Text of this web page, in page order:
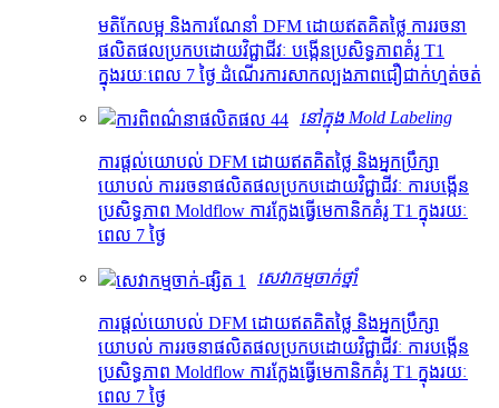
មតិកែលម្អ និងការណែនាំ DFM ដោយឥតគិតថ្លៃ ការរចនា
ផលិតផលប្រកបដោយវិជ្ជាជីវៈ បង្កើនប្រសិទ្ធភាពគំរូ T1
ក្នុងរយៈពេល 7 ថ្ងៃ ដំណើរការសាកល្បងភាពជឿជាក់ហ្មត់ចត់
នៅក្នុង Mold Labeling
ការផ្តល់យោបល់ DFM ដោយឥតគិតថ្លៃ និងអ្នកប្រឹក្សា
យោបល់ ការរចនាផលិតផលប្រកបដោយវិជ្ជាជីវៈ ការបង្កើន
ប្រសិទ្ធភាព Moldflow ការក្លែងធ្វើមេកានិកគំរូ T1 ក្នុងរយៈ
ពេល 7 ថ្ងៃ
សេវាកម្មចាក់ថ្នាំ
ការផ្តល់យោបល់ DFM ដោយឥតគិតថ្លៃ និងអ្នកប្រឹក្សា
យោបល់ ការរចនាផលិតផលប្រកបដោយវិជ្ជាជីវៈ ការបង្កើន
ប្រសិទ្ធភាព Moldflow ការក្លែងធ្វើមេកានិកគំរូ T1 ក្នុងរយៈ
ពេល 7 ថ្ងៃ